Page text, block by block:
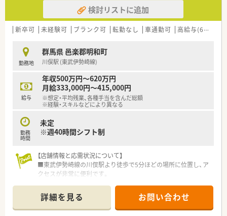
検討リストに追加
新卒可 未経験可 ブランク可 転勤なし 車通勤可 高給与(600万円以上)
勤務地
群馬県 邑楽郡明和町
川俣駅 (東武伊勢崎線)
給与
年収500万円～620万円
月給333,000円～415,000円
※想定・平均残業、各種手当を含んだ総額
※経験・スキルなどにより異なる
勤務
時間
未定
※週40時間シフト制
【店舗情報と応需状況について】
■東武伊勢崎線の川俣駅より徒歩で5分ほどの場所に位置し、ア
クセスが非常に便利です。
処方箋を応需する予定です。
■薬剤師4～5名と事務員3～4名体制でのスタートが予定されて
おり、多人数で協力して勤務します。
詳細を見る お問い合わせ